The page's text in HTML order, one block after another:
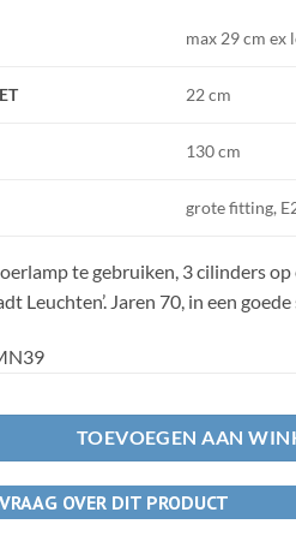
max 29 cm ex
22 cm
130 cm
grote fitting,
te gebruiken, 3 cilinders
Leuchten’. Jaren 70, in een goede
TOEVOEGEN AAN
OVER DIT PRODUCT